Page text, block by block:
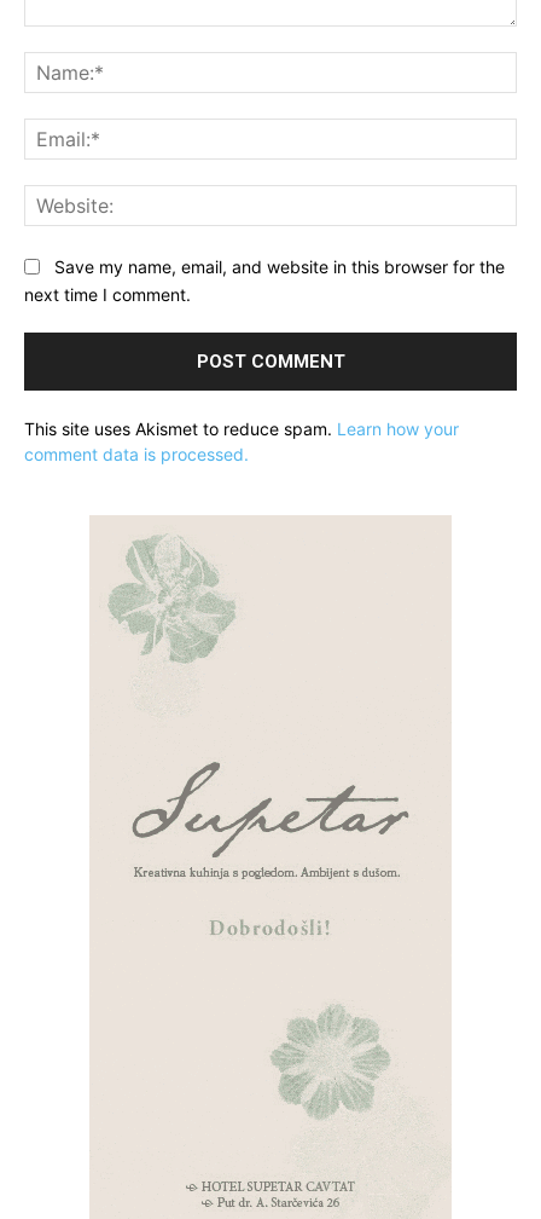
Save my name, email, and website in this browser for the
next time I comment.
This site uses Akismet to reduce spam. Learn how your
comment data is processed.